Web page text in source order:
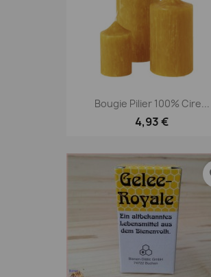
Bougie Pilier 100% Cire...
4,93 €